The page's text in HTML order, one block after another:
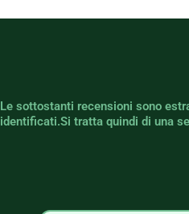
Le sottostanti recensioni sono
identificati.Si tratta quindi di una